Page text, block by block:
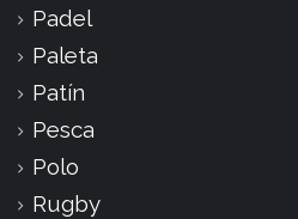
Padel
Paleta
Patín
Pesca
Polo
Rugby